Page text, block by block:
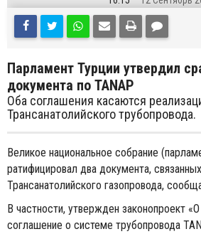
Парламент Турции утвердил
документа по TANAP
Оба соглашения касаются
Трансанатолийского трубопровода.
Великое национальное собрание
ратифицировал два документа,
Трансанатолийского газопровода,
В частности, утвержден законопроект
соглашение о системе трубопровода